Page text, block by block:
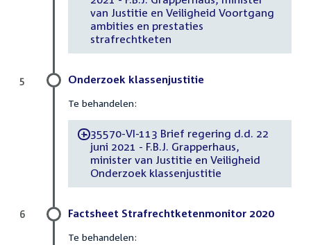
van Justitie en Veiligheid Voortgang
ambities en prestaties
strafrechtketen
Onderzoek klassenjustitie
Te behandelen:
-35570-VI-113 Brief regering d.d. 22
juni 2021 - F.B.J. Grapperhaus,
minister van Justitie en Veiligheid
Onderzoek klassenjustitie
5
Factsheet Strafrechtketenmonitor 2020
Te behandelen:
6